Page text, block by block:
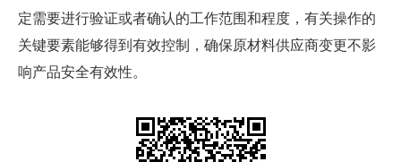
定需要进行验证或者确认的工作范围和程度，有关操作的
关键要素能够得到有效控制，确保原材料供应商变更不影
响产品安全有效性。